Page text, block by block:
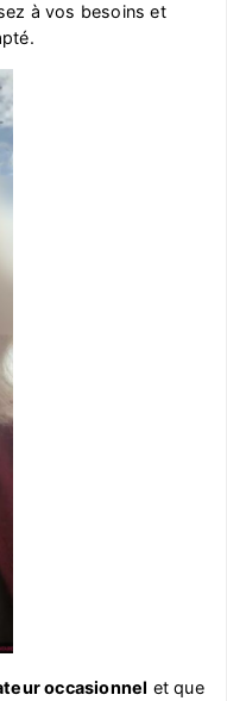
à vos besoins et
occasionnel et que